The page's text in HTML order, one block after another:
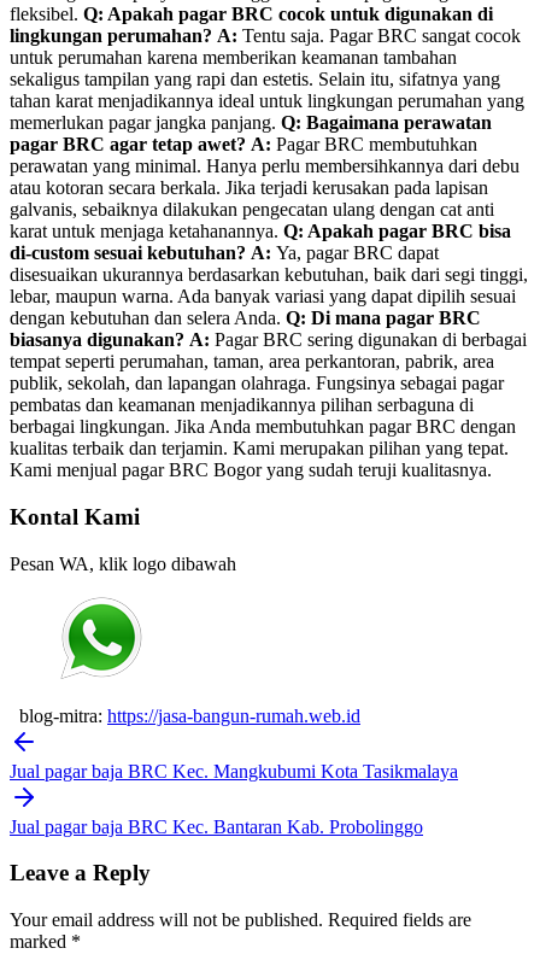
fleksibel. Q: Apakah pagar BRC cocok untuk digunakan di
lingkungan perumahan? A: Tentu saja. Pagar BRC sangat cocok
untuk perumahan karena memberikan keamanan tambahan
sekaligus tampilan yang rapi dan estetis. Selain itu, sifatnya yang
tahan karat menjadikannya ideal untuk lingkungan perumahan yang
memerlukan pagar jangka panjang. Q: Bagaimana perawatan
pagar BRC agar tetap awet? A: Pagar BRC membutuhkan
perawatan yang minimal. Hanya perlu membersihkannya dari debu
atau kotoran secara berkala. Jika terjadi kerusakan pada lapisan
galvanis, sebaiknya dilakukan pengecatan ulang dengan cat anti
karat untuk menjaga ketahanannya. Q: Apakah pagar BRC bisa
di-custom sesuai kebutuhan? A: Ya, pagar BRC dapat
disesuaikan ukurannya berdasarkan kebutuhan, baik dari segi tinggi,
lebar, maupun warna. Ada banyak variasi yang dapat dipilih sesuai
dengan kebutuhan dan selera Anda. Q: Di mana pagar BRC
biasanya digunakan? A: Pagar BRC sering digunakan di berbagai
tempat seperti perumahan, taman, area perkantoran, pabrik, area
publik, sekolah, dan lapangan olahraga. Fungsinya sebagai pagar
pembatas dan keamanan menjadikannya pilihan serbaguna di
berbagai lingkungan. Jika Anda membutuhkan pagar BRC dengan
kualitas terbaik dan terjamin. Kami merupakan pilihan yang tepat.
Kami menjual pagar BRC Bogor yang sudah teruji kualitasnya.
Kontal Kami
Pesan WA, klik logo dibawah
blog-mitra: https://jasa-bangun-rumah.web.id
Post
navigation
Jual pagar baja BRC Kec. Mangkubumi Kota Tasikmalaya
Jual pagar baja BRC Kec. Bantaran Kab. Probolinggo
Leave a Reply
Your email address will not be published. Required fields are
marked *